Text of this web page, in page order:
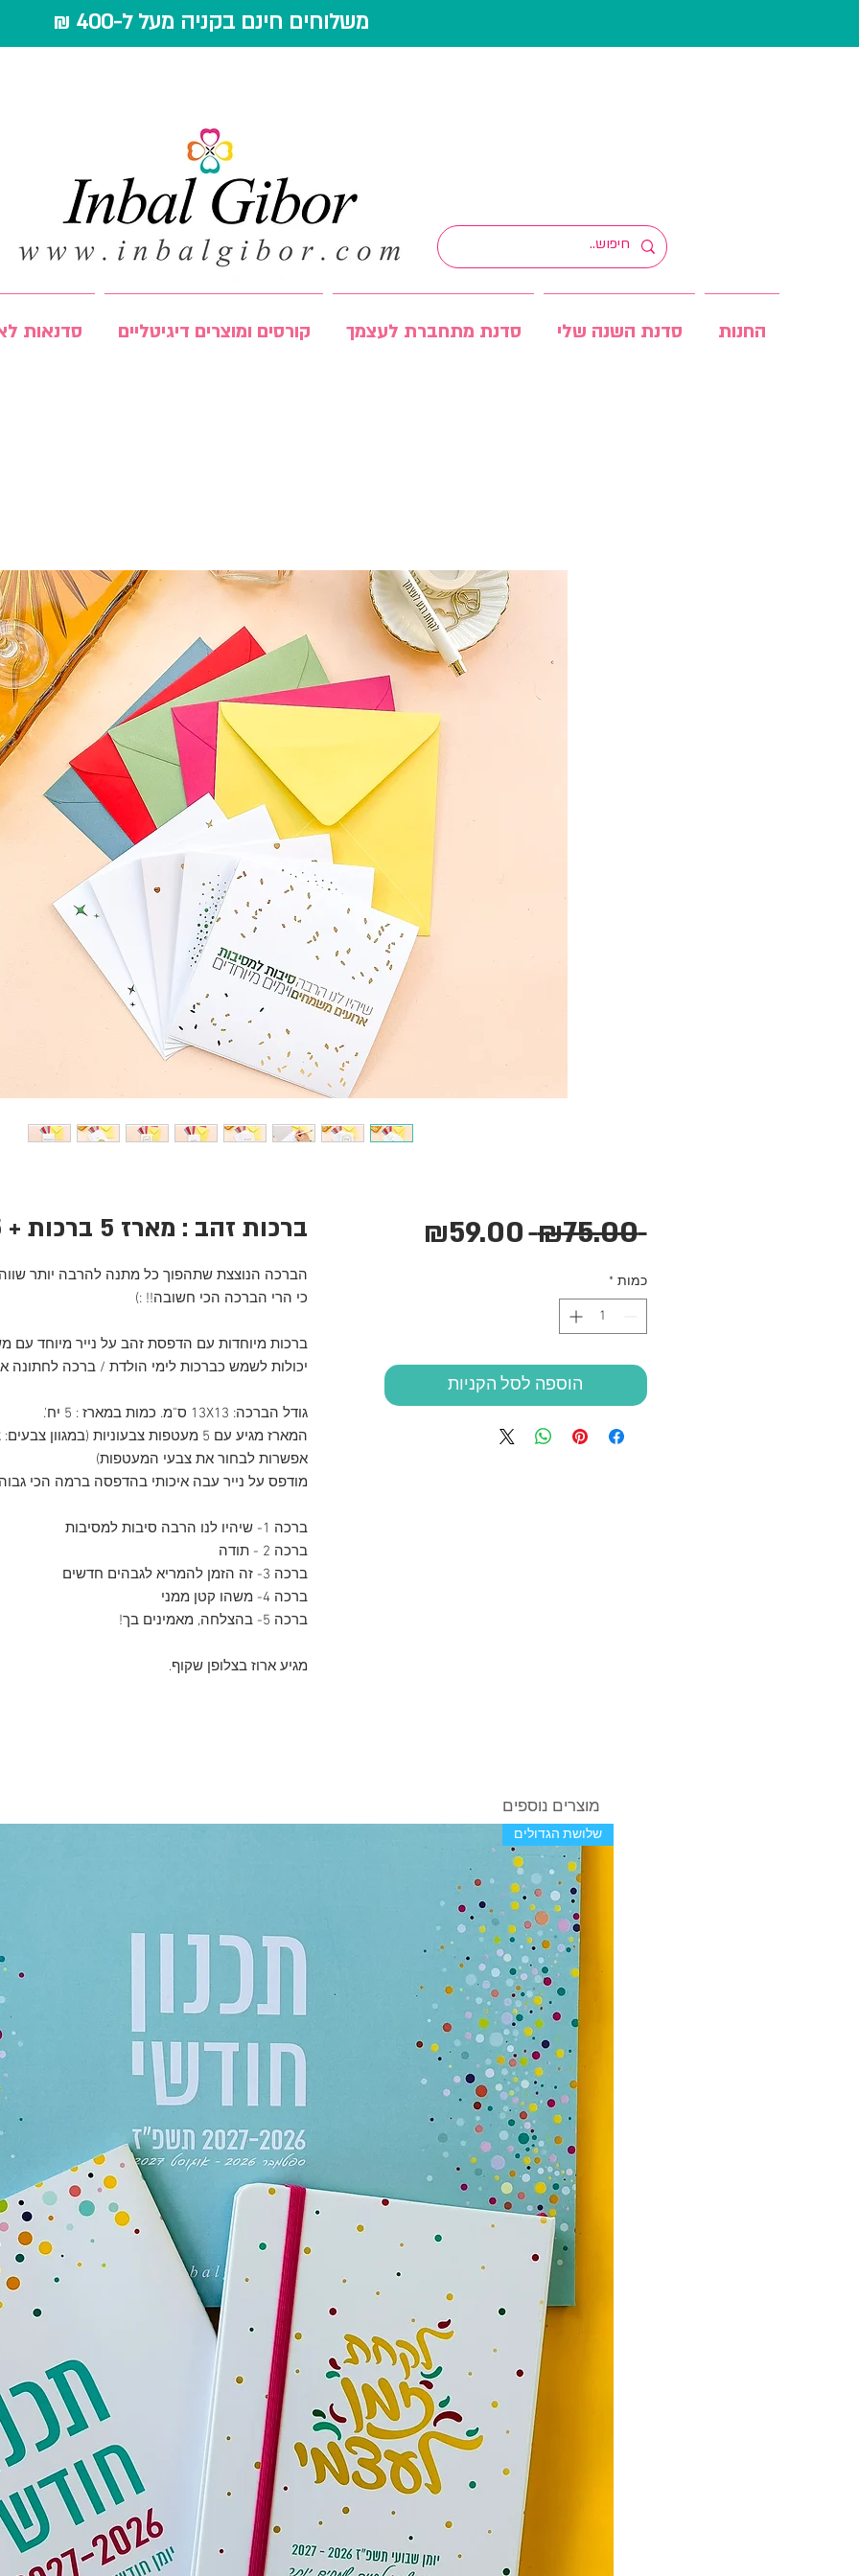
משלוחים חינם בקניה מעל ל-400 ₪
החנות סדנת השנה שלי סדנת מתחברת לעצמך קורסים ומוצרים דיגיטליים סדנאות
ברכות זהב : מארז 5 ברכות + 5 מעטפות
הברכה הנוצצת שתהפוך כל מתנה להרבה יותר
כי הרי הברכה הכי חשובה!! :)
ברכות מיוחדות עם הדפסת זהב על נייר מיוחד עם
יכולות לשמש כברכות לימי הולדת / ברכה לחתונה
גודל הברכה: 13X13 ס"מ. כמות במארז : 5 יח'.
המארז מגיע עם 5 מעטפות צבעוניות
אפשרות לבחור את צבעי המעטפות)
מודפס על נייר עבה איכותי בהדפסה ברמה הכי
ברכה 1- שיהיו לנו הרבה סיבות למסיבות
ברכה 2 - תודה
ברכה 3- זה הזמן להמריא לגבהים חדשים
ברכה 4- משהו קטן ממני
ברכה 5- בהצלחה, מאמינים בך!
מגיע ארוז בצלופן שקוף.
₪75.00
מחיר
₪59.00
כמות *
הוספה לסל הקניות
מוצרים נוספים
שלושת הגדולים